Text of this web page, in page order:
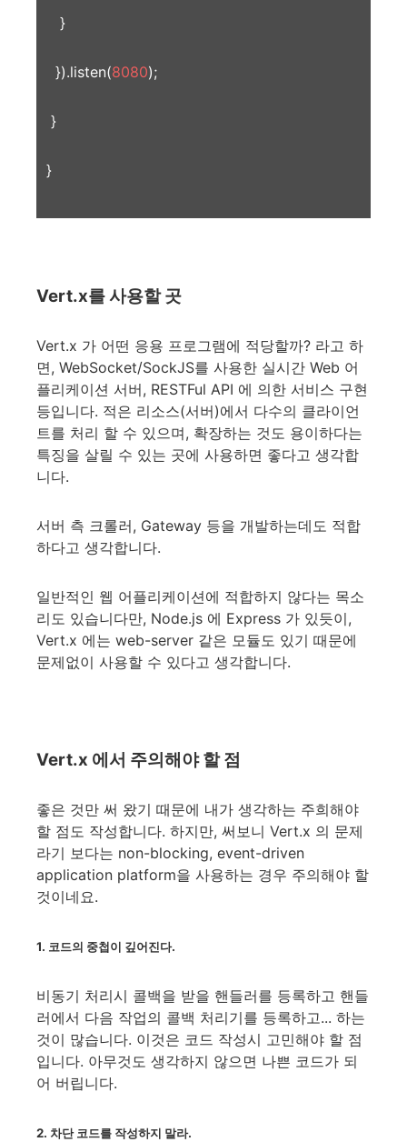
}
}).listen(8080);
}
}
Vert.x를 사용할 곳
Vert.x 가 어떤 응용 프로그램에 적당할까? 라고 하
면, WebSocket/SockJS를 사용한 실시간 Web 어
플리케이션 서버, RESTFul API 에 의한 서비스 구현
등입니다. 적은 리소스(서버)에서 다수의 클라이언
트를 처리 할 수 있으며, 확장하는 것도 용이하다는
특징을 살릴 수 있는 곳에 사용하면 좋다고 생각합
니다.
서버 측 크롤러, Gateway 등을 개발하는데도 적합
하다고 생각합니다.
일반적인 웹 어플리케이션에 적합하지 않다는 목소
리도 있습니다만, Node.js 에 Express 가 있듯이,
Vert.x 에는 web-server 같은 모듈도 있기 때문에
문제없이 사용할 수 있다고 생각합니다.
Vert.x 에서 주의해야 할 점
좋은 것만 써 왔기 때문에 내가 생각하는 주희해야
할 점도 작성합니다. 하지만, 써보니 Vert.x 의 문제
라기 보다는 non-blocking, event-driven
application platform을 사용하는 경우 주의해야 할
것이네요.
1. 코드의 중첩이 깊어진다.
비동기 처리시 콜백을 받을 핸들러를 등록하고 핸들
러에서 다음 작업의 콜백 처리기를 등록하고... 하는
것이 많습니다. 이것은 코드 작성시 고민해야 할 점
입니다. 아무것도 생각하지 않으면 나쁜 코드가 되
어 버립니다.
2. 차단 코드를 작성하지 말라.